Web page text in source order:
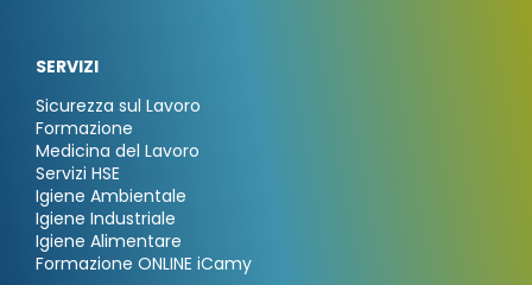
SERVIZI
Sicurezza sul Lavoro
Formazione
Medicina del Lavoro
Servizi HSE
Igiene Ambientale
Igiene Industriale
Igiene Alimentare
Formazione ONLINE iCamy